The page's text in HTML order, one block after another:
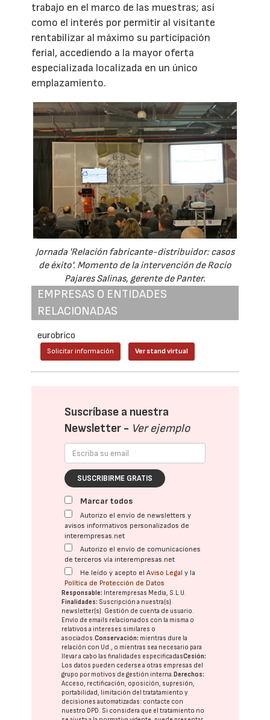
trabajo en el marco de las muestras; así
como el interés por permitir al visitante
rentabilizar al máximo su participación
ferial, accediendo a la mayor oferta
especializada localizada en un único
emplazamiento.
Jornada 'Relación fabricante-distribuidor: casos
de éxito'. Momento de la intervención de Rocío
Pajares Salinas, gerente de Panter.
EMPRESAS O ENTIDADES
RELACIONADAS
eurobrico
Solicitar información Ver stand virtual
Suscríbase a nuestra
Newsletter - Ver ejemplo
SUSCRIBIRME GRATIS
Marcar todos
Autorizo el envío de newsletters y
avisos informativos personalizados de
interempresas.net
Autorizo el envío de comunicaciones
de terceros vía interempresas.net
He leído y acepto elAviso Legal y la
Política de Protección de Datos
Responsable: Interempresas Media, S.L.U.
Finalidades: Suscripción a nuestra(s)
newsletter(s). Gestión de cuenta de usuario.
Envío de emails relacionados con la misma o
relativos a intereses similares o
asociados.Conservación: mientras dure la
relación con Ud., o mientras sea necesario para
llevar a cabo las finalidades especificadasCesión:
Los datos pueden cederse a otras empresas del
grupo por motivos de gestión interna. Derechos:
Acceso, rectificación, oposición, supresión,
portabilidad, limitación del tratatamiento y
decisiones automatizadas: contacte con
nuestro DPD. Si considera que el tratamiento no